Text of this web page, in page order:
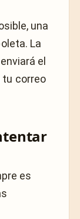
una
La
el
correo
es